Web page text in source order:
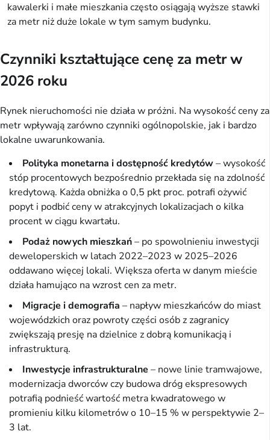
kawalerki i małe mieszkania często osiągają wyższe stawki
za metr niż duże lokale w tym samym budynku.
Czynniki kształtujące cenę za metr w
2026 roku
Rynek nieruchomości nie działa w próżni. Na wysokość ceny za
metr wpływają zarówno czynniki ogólnopolskie, jak i bardzo
lokalne uwarunkowania.
Polityka monetarna i dostępność kredytów– wysokość
stóp procentowych bezpośrednio przekłada się na zdolność
kredytową. Każda obniżka o 0,5 pkt proc. potrafi ożywić
popyt i podbić ceny w atrakcyjnych lokalizacjach o kilka
procent w ciągu kwartału.
Podaż nowych mieszkań– po spowolnieniu inwestycji
deweloperskich w latach 2022–2023 w 2025–2026
oddawano więcej lokali. Większa oferta w danym mieście
działa hamująco na wzrost cen za metr.
Migracje i demografia – napływ mieszkańców do miast
wojewódzkich oraz powroty części osób z zagranicy
zwiększają presję na dzielnice z dobrą komunikacją i
infrastrukturą.
Inwestycje infrastrukturalne – nowe linie tramwajowe,
modernizacja dworców czy budowa dróg ekspresowych
potrafią podnieść wartość metra kwadratowego w
promieniu kilku kilometrów o 10–15 % w perspektywie 2–
3 lat.